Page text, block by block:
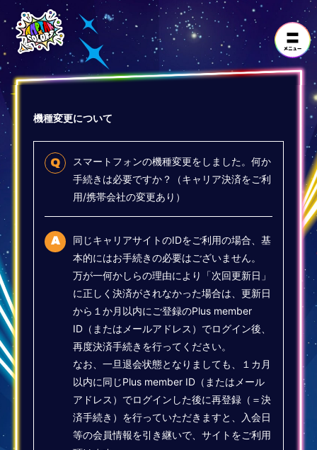
機種変更について
Q
スマートフォンの機種変更をしました。何か
手続きは必要ですか？（キャリア決済をご利
用/携帯会社の変更あり）
A
同じキャリアサイトのIDをご利用の場合、基
本的にはお手続きの必要はございません。
万が一何かしらの理由により「次回更新日」
に正しく決済がされなかった場合は、更新日
から１か月以内にご登録のPlus member
ID（またはメールアドレス）でログイン後、
再度決済手続きを行ってください。
なお、一旦退会状態となりましても、１カ月
以内に同じPlus member ID（またはメール
アドレス）でログインした後に再登録（＝決
済手続き）を行っていただきますと、入会日
等の会員情報を引き継いで、サイトをご利用